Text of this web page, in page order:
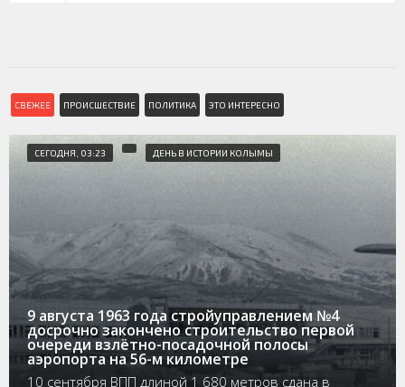
СВЕЖЕЕ ПРОИСШЕСТВИЕ ПОЛИТИКА ЭТО ИНТЕРЕСНО
СЕГОДНЯ, 03:23 ДЕНЬ В ИСТОРИИ КОЛЫМЫ
9 августа 1963 года стройуправлением №4
досрочно закончено строительство первой
очереди взлётно-посадочной полосы
аэропорта на 56-м километре
10 сентября ВПП длиной 1 680 метров сдана в